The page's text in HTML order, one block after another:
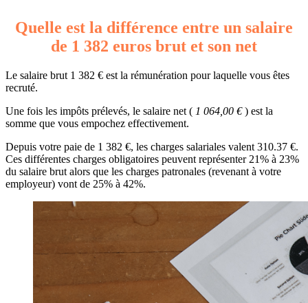
Quelle est la différence entre un salaire
de 1 382 euros brut et son net
Le salaire brut 1 382 € est la rémunération pour laquelle vous êtes
recruté.
Une fois les impôts prélevés, le salaire net ( 1 064,00 €) est la
somme que vous empochez effectivement.
Depuis votre paie de 1 382 €, les charges salariales valent 310.37 €.
Ces différentes charges obligatoires peuvent représenter 21% à 23%
du salaire brut alors que les charges patronales (revenant à votre
employeur) vont de 25% à 42%.